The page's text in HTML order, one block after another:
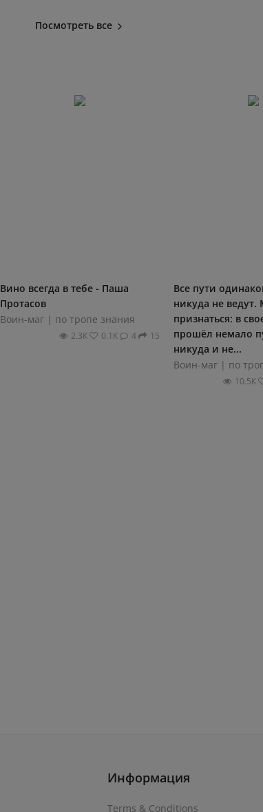
Посмотреть все
Вино всегда в тебе - Паша
Протасов
Воин-маг | по тропе знания
2.3К 0.1К 4 15
Все пути
никуда не ведут.
признаться: в
прошёл немало
никуда и не...
Воин-маг | по
10.5К
Информация
Terms & Conditions